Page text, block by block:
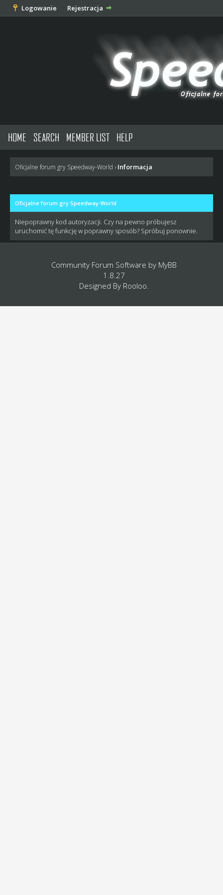
Logowanie Rejestracja
HOME SEARCH MEMBER LIST HELP
Oficjalne forum gry Speedway-World › Informacja
Oficjalne forum gry Speedway-World
Niepoprawny kod autoryzacji. Czy na pewno próbujesz
uruchomić tę funkcję w poprawny sposób? Spróbuj ponownie.
Community Forum Software by MyBB
1.8.27
Designed By Rooloo.